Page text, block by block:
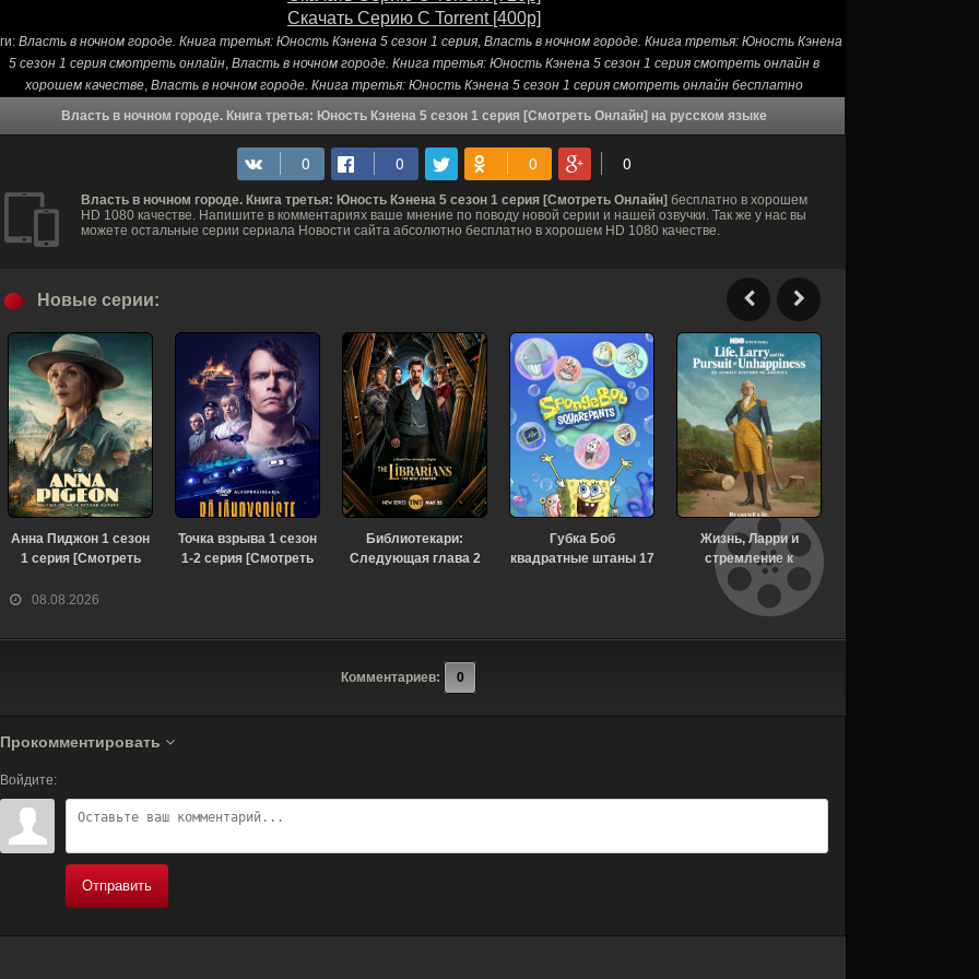
Скачать Серию С Torrent [400p]
Власть в ночном городе. Книга третья: Юность Кэнена 5 сезон 1 серия, Власть в ночном городе. Книга третья: Юность Кэнена
5 сезон 1 серия смотреть онлайн, Власть в ночном городе. Книга третья: Юность Кэнена 5 сезон 1 серия смотреть онлайн в
хорошем качестве, Власть в ночном городе. Книга третья: Юность Кэнена 5 сезон 1 серия смотреть онлайн бесплатно
Власть в ночном городе. Книга третья: Юность Кэнена 5 сезон 1 серия [Смотреть Онлайн] на русском языке
Власть в ночном городе. Книга третья: Юность Кэнена 5 сезон 1 серия [Смотреть Онлайн] бесплатно в хорошем
HD 1080 качестве. Напишите в комментариях ваше мнение по поводу новой серии и нашей озвучки. Так же у нас вы
можете остальные серии сериала Новости сайта абсолютно бесплатно в хорошем HD 1080 качестве.
08.08.2026
Новые серии:
Анна Пиджон 1 сезон
1 серия [Смотреть
Точка взрыва 1 сезон
1-2 серия [Смотреть
Библиотекари:
Следующая глава 2
Губка Боб
квадратные штаны 17
Жизнь, Ларри и
стремление к
несчастью: Почти
история Америки 1
сезон 7 серия
[Смотреть Онлайн]
Комментариев: 0
Прокомментировать
Войдите:
Отправить